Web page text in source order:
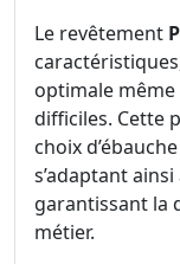
Le revêtement
optimale
difficiles. Cette
choix d’ébauche
s’adaptant
garantissant la
métier.